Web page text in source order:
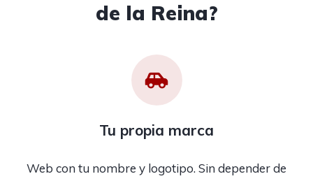
de la Reina?
Tu propia marca
Web con tu nombre y logotipo. Sin depender de